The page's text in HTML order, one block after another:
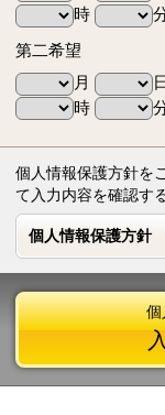
時
第二希望
月
時
個人情報保護方針を
て入力内容を確認す
個人情報保護方針
個人情報保護方針
個